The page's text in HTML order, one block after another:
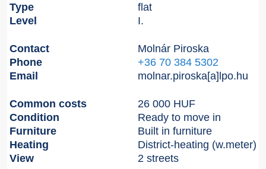
Type
flat
Level
I.
Contact
Molnár Piroska
Phone
+36 70 384 5302
Email
molnar.piroska[a]lpo.hu
Common costs
26 000 HUF
Condition
Ready to move in
Furniture
Built in furniture
Heating
District-heating (w.meter)
View
2 streets